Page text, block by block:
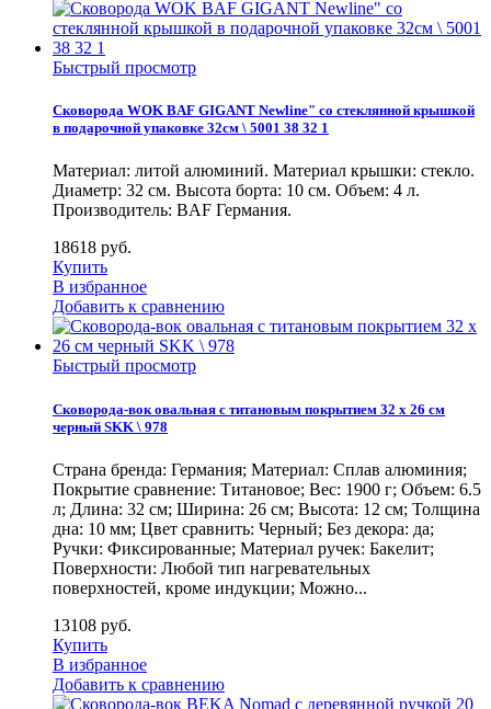
Быстрый просмотр
Сковорода WOK BAF GIGANT Newline" со стеклянной крышкой
в подарочной упаковке 32см \ 5001 38 32 1
Материал: литой алюминий. Материал крышки: стекло.
Диаметр: 32 см. Высота борта: 10 см. Объем: 4 л.
Производитель: BAF Германия.
18618 руб.
Купить
В избранное
Добавить к сравнению
Быстрый просмотр
Сковорода-вок овальная с титановым покрытием 32 х 26 см
черный SKK \ 978
Страна бренда: Германия; Материал: Сплав алюминия;
Покрытие сравнение: Титановое; Вес: 1900 г; Объем: 6.5
л; Длина: 32 см; Ширина: 26 см; Высота: 12 см; Толщина
дна: 10 мм; Цвет сравнить: Черный; Без декора: да;
Ручки: Фиксированные; Материал ручек: Бакелит;
Поверхности: Любой тип нагревательных
поверхностей, кроме индукции; Можно...
13108 руб.
Купить
В избранное
Добавить к сравнению